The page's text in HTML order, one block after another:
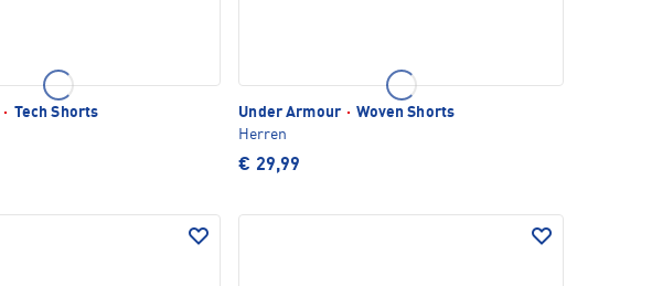
· Tech Shorts
Under Armour · Woven Shorts
Herren
€ 29,99